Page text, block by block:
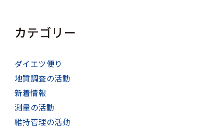
カテゴリー
ダイエツ便り
地質調査の活動
新着情報
測量の活動
維持管理の活動